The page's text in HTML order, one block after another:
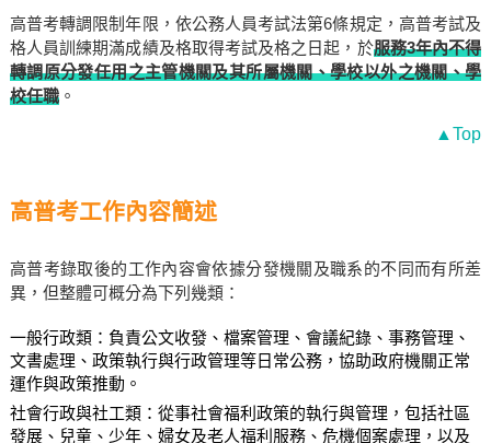
高普考轉調限制年限，依公務人員考試法第6條規定，高普考試及
格人員訓練期滿成績及格取得考試及格之日起，於服務3年內不得
轉調原分發任用之主管機關及其所屬機關、學校以外之機關、學
校任職。
▲Top
高普考工作內容簡述
高普考錄取後的工作內容會依據分發機關及職系的不同而有所差
異，但整體可概分為下列幾類：
一般行政類：負責公文收發、檔案管理、會議紀錄、事務管理、
文書處理、政策執行與行政管理等日常公務，協助政府機關正常
運作與政策推動。
社會行政與社工類：從事社會福利政策的執行與管理，包括社區
發展、兒童、少年、婦女及老人福利服務、危機個案處理，以及